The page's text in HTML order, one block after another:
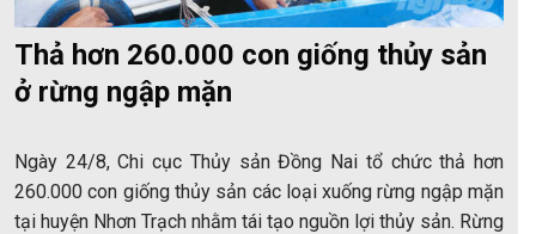
Thả hơn 260.000 con giống thủy sản
ở rừng ngập mặn
Ngày 24/8, Chi cục Thủy sản Đồng Nai tổ chức thả hơn
260.000 con giống thủy sản các loại xuống rừng ngập mặn
tại huyện Nhơn Trạch nhằm tái tạo nguồn lợi thủy sản. Rừng